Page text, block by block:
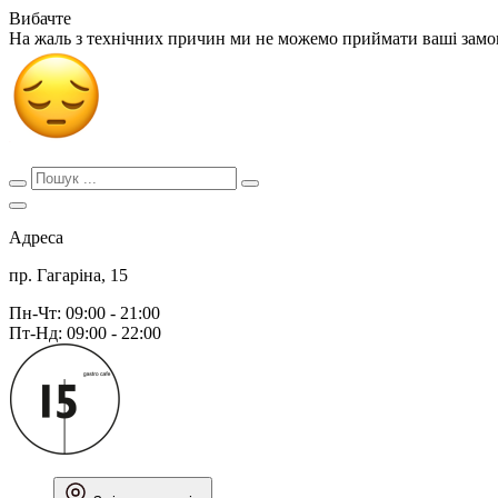
Вибачте
На жаль з технічних причин ми не можемо приймати ваші
Адреса
пр. Гагаріна, 15
Пн-Чт: 09:00 - 21:00
Пт-Нд: 09:00 - 22:00